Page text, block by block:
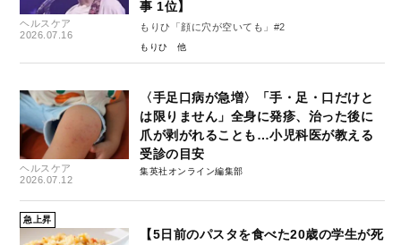
ヘルスケア
2026.07.16
事 1位】
もりひ「顔に穴が空いても」#2
もりひ
ヘルスケア
2026.07.12
〈手足口病が急増〉「手・足・口だけと
は限りません」全身に発疹、治った後に
爪が剥がれることも…小児科医が教える
受診の目安
集英社オンライン編集部
急上昇
【5日前のパスタを食べた20歳の学生が死